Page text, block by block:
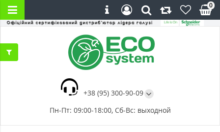
+38 (95) 300-90-09
Пн-Пт: 09:00-18:00, Сб-Вс: выходной
0